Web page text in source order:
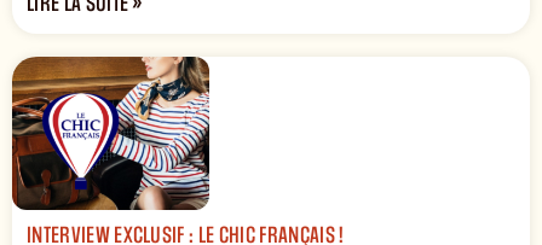
INTERVIEW EXCLUSIF : LE CHIC FRANÇAIS !